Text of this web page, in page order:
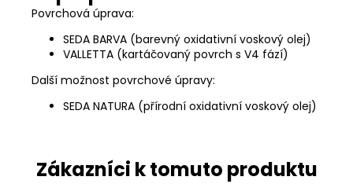
Povrchová úprava:
SEDA BARVA (barevný oxidativní voskový olej)
VALLETTA (kartáčovaný povrch s V4 fází)
Další možnost povrchové úpravy:
SEDA NATURA (přírodní oxidativní voskový olej)